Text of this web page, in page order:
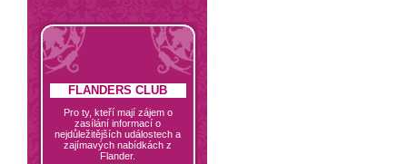
FLANDERS CLUB
Pro ty, kteří mají zájem o
zasílání informací o
nejdůležitějších událostech a
zajímavých nabídkách z
Flander.